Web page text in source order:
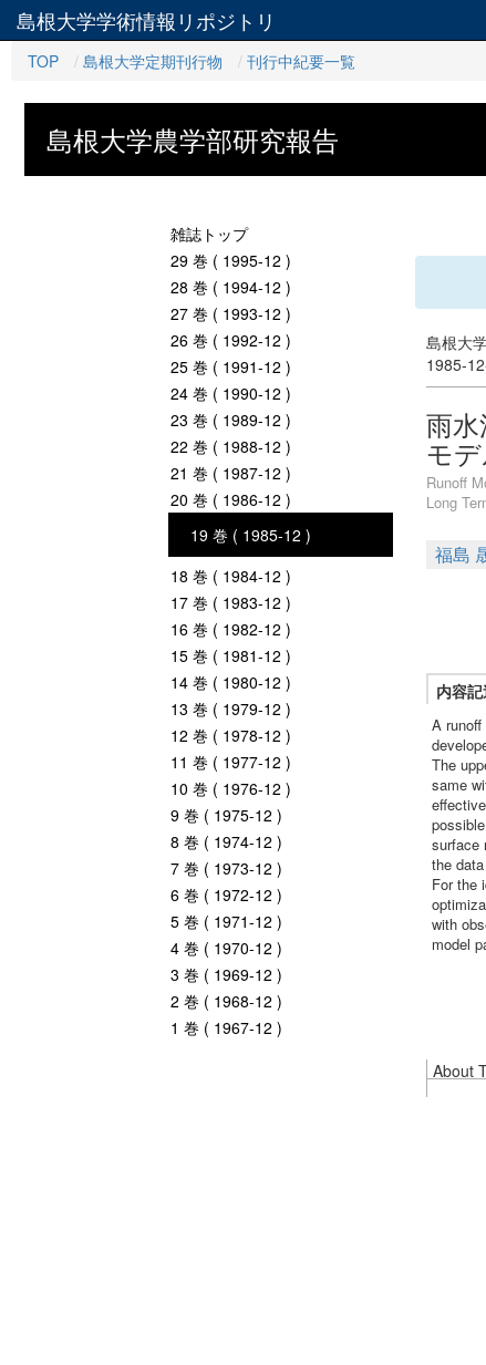
島根大学学術情報リポジトリ
TOP
島根大学定期刊行物 刊行中紀要一覧
島根大学農学部研究報告
雑誌トップ
29 巻 ( 1995-12 )
28 巻 ( 1994-12 )
27 巻 ( 1993-12 )
26 巻 ( 1992-12 )
25 巻 ( 1991-12 )
24 巻 ( 1990-12 )
23 巻 ( 1989-12 )
22 巻 ( 1988-12 )
21 巻 ( 1987-12 )
20 巻 ( 1986-12 )
19 巻 ( 1985-12 )
18 巻 ( 1984-12 )
17 巻 ( 1983-12 )
16 巻 ( 1982-12 )
15 巻 ( 1981-12 )
14 巻 ( 1980-12 )
13 巻 ( 1979-12 )
12 巻 ( 1978-12 )
11 巻 ( 1977-12 )
10 巻 ( 1976-12 )
9 巻 ( 1975-12 )
8 巻 ( 1974-12 )
7 巻 ( 1973-12 )
6 巻 ( 1972-12 )
5 巻 ( 1971-12 )
4 巻 ( 1970-12 )
3 巻 ( 1969-12 )
2 巻 ( 1968-12 )
1 巻 ( 1967-12 )
島根大
1985-
雨
モ
Runoff
Long
福島
内容
A
The
same
surface
the
For the
with
model
About